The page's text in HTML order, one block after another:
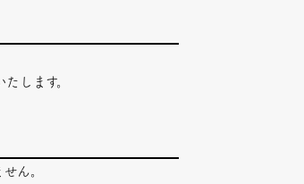
します。
ん。